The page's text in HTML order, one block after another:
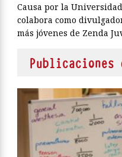
Causa por la
colabora como
más jóvenes de Zenda